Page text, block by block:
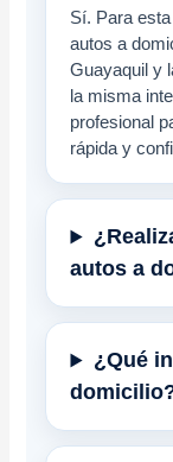
Sí. Para
autos a
Guayaquil y
la misma
profesional
rápida y
autos a
¿Qué